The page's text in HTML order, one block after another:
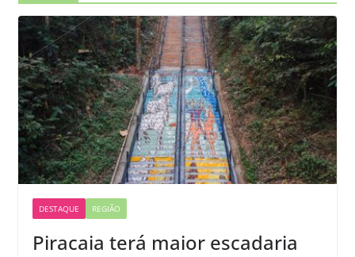
DESTAQUE REGIÃO
Piracaia terá maior escadaria